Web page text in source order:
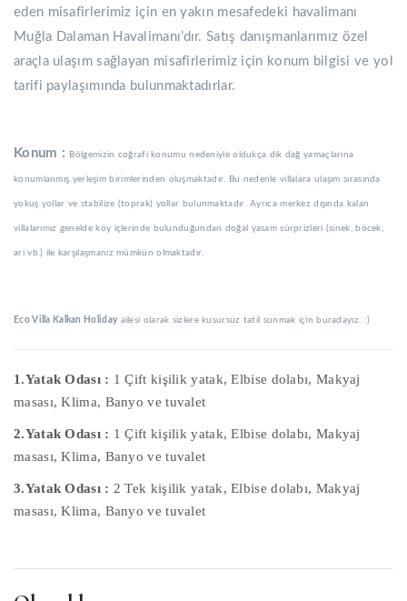
eden misafirlerimiz için en yakın mesafedeki havalimanı
Muğla Dalaman Havalimanı’dır. Satış danışmanlarımız özel
araçla ulaşım sağlayan misafirlerimiz için konum bilgisi ve yol
tarifi paylaşımında bulunmaktadırlar.
Konum : Bölgemizin coğrafi konumu nedeniyle oldukça dik dağ yamaçlarına
konumlanmış yerleşim birimlerinden oluşmaktadır. Bu nedenle villalara ulaşım sırasında
yokuş yollar ve stabilize (toprak) yollar bulunmaktadır. Ayrıca merkez dışında kalan
villalarımız genelde köy içlerinde bulunduğundan doğal yasam sürprizleri (sinek, böcek,
ari vb.) ile karşılaşmanız mümkün olmaktadır.
Eco Villa Kalkan Holiday ailesi olarak sizlere kusursuz tatil sunmak için buradayız. :)
1.Yatak Odası : 1 Çift kişilik yatak, Elbise dolabı, Makyaj
masası, Klima, Banyo ve tuvalet
2.Yatak Odası : 1 Çift kişilik yatak, Elbise dolabı, Makyaj
masası, Klima, Banyo ve tuvalet
3.Yatak Odası : 2 Tek kişilik yatak, Elbise dolabı, Makyaj
masası, Klima, Banyo ve tuvalet